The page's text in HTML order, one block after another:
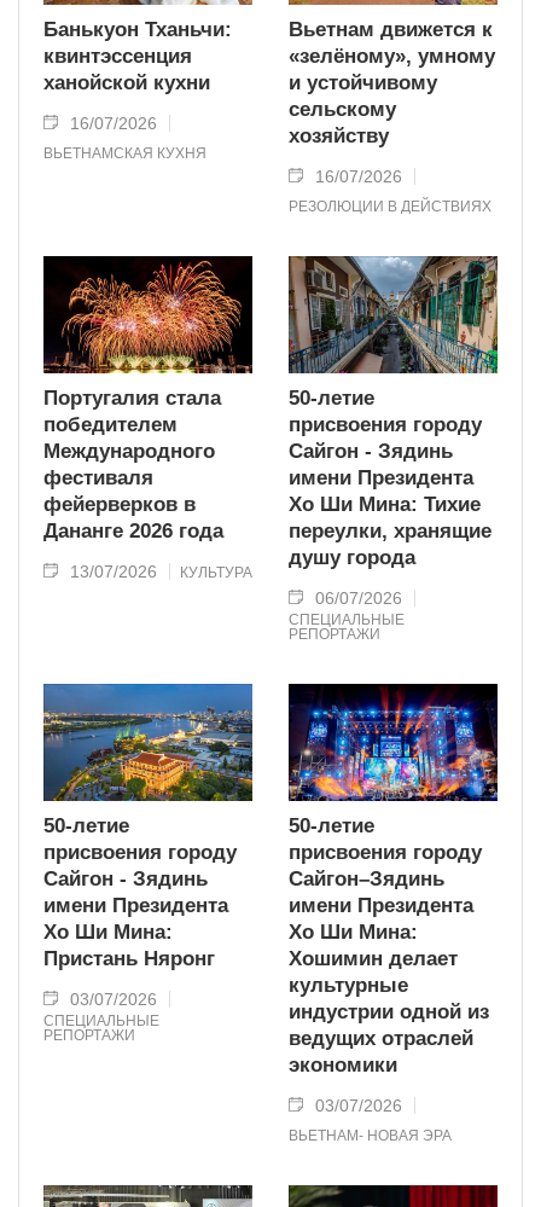
Банькуон Тханьчи:
квинтэссенция
ханойской кухни
16/07/2026
ВЬЕТНАМСКАЯ КУХНЯ
Вьетнам движется к
«зелёному», умному
и устойчивому
сельскому
хозяйству
16/07/2026
РЕЗОЛЮЦИИ В ДЕЙСТВИЯХ
Португалия стала
победителем
Международного
фестиваля
фейерверков в
Дананге 2026 года
13/07/2026 КУЛЬТУРА
50-летие
присвоения городу
Сайгон - Зядинь
имени Президента
Хо Ши Мина: Тихие
переулки, хранящие
душу города
06/07/2026
СПЕЦИАЛЬНЫЕ
РЕПОРТАЖИ
50-летие
присвоения городу
Сайгон - Зядинь
имени Президента
Хо Ши Мина:
Пристань Няронг
03/07/2026
СПЕЦИАЛЬНЫЕ
РЕПОРТАЖИ
50-летие
присвоения городу
Сайгон–Зядинь
имени Президента
Хо Ши Мина:
Хошимин делает
культурные
индустрии одной из
ведущих отраслей
экономики
03/07/2026
ВЬЕТНАМ- НОВАЯ ЭРА